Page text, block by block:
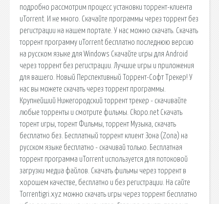
подробно рассмотрим процесс установки торрент-клиента
uTorrent. И не много. Скачайте программы через торрент без
регистрации на нашем портале. У нас можно скачать. Скачать
торрент программу uTorrent бесплатно последнюю версию
на русском языке для Windows Скачайте игры для Android
через торрент без регистрации. Лучшие игры и приложения
для вашего. Новый Перспективный Торрент-Софт Трекер! У
нас вы можете скачать через торрент программы.
Крупнейший Нижегородский торрент трекер - скачивайте
любые торренты и смотрите фильмы. Ckopo.net Скачать
торент игры, торент Фильмы, торрент Музыка, скачать
бесплатно без. Бесплатный торрент клиент Зона (Zona) на
русском языке бесплатно - скачивай только. Бесплатная
торрент программа uTorrent используется для потоковой
загрузки медиа файлов. Скачать фильмы через торрент в
хорошем качестве, бесплатно и без регистрации. На сайте
Torrentigri.xyz можно скачать игры через торрент бесплатно